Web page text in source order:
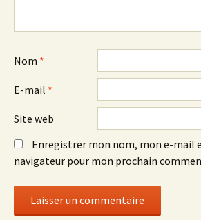
Nom *
E-mail *
Site web
Enregistrer mon nom, mon e-mail
navigateur pour mon prochain